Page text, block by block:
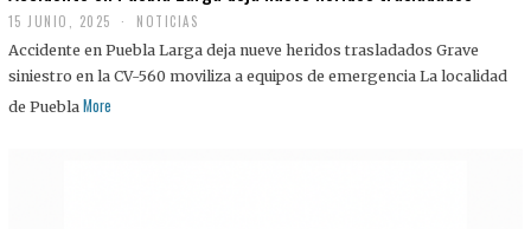
15 JUNIO, 2025 NOTICIAS
Accidente en Puebla Larga deja nueve heridos trasladados Grave
siniestro en la CV-560 moviliza a equipos de emergencia La localidad
de Puebla More